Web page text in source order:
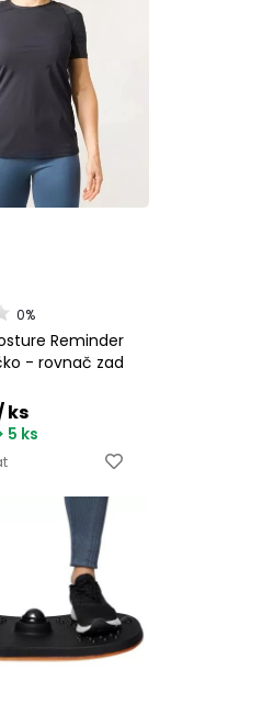
0%
Reminder
- rovnač zad
ks
5 ks